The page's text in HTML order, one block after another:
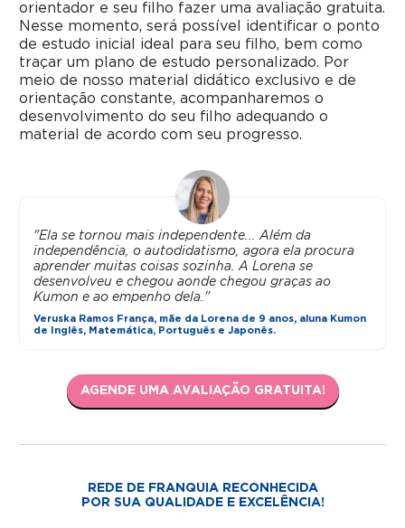
orientador e seu filho fazer uma avaliação gratuita.
Nesse momento, será possível identificar o ponto
de estudo inicial ideal para seu filho, bem como
traçar um plano de estudo personalizado. Por
meio de nosso material didático exclusivo e de
orientação constante, acompanharemos o
desenvolvimento do seu filho adequando o
material de acordo com seu progresso.
"Ela se tornou mais independente... Além da
independência, o autodidatismo, agora ela procura
aprender muitas coisas sozinha. A Lorena se
desenvolveu e chegou aonde chegou graças ao
Kumon e ao empenho dela."
Veruska Ramos França, mãe da Lorena de 9 anos, aluna Kumon
de Inglês, Matemática, Português e Japonês.
AGENDE UMA AVALIAÇÃO GRATUITA!
REDE DE FRANQUIA RECONHECIDA
POR SUA QUALIDADE E EXCELÊNCIA!